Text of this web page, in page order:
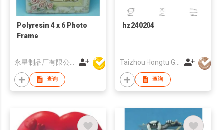
Polyresin 4 x 6 Photo
Frame
查询
hz240204
查询